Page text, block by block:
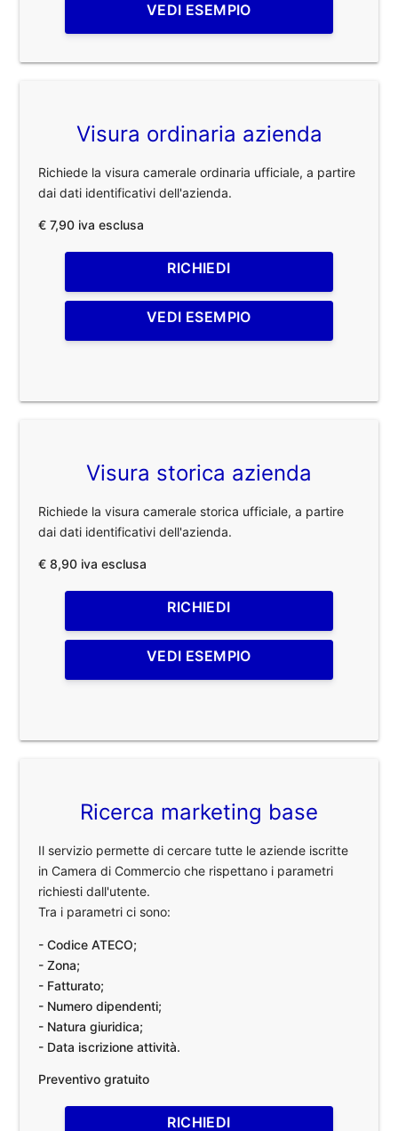
VEDI ESEMPIO
Visura ordinaria azienda
Richiede la visura camerale ordinaria ufficiale, a partire
dai dati identificativi dell'azienda.
€ 7,90 iva esclusa
RICHIEDI
VEDI ESEMPIO
Visura storica azienda
Richiede la visura camerale storica ufficiale, a partire
dai dati identificativi dell'azienda.
€ 8,90 iva esclusa
RICHIEDI
VEDI ESEMPIO
Ricerca marketing base
Il servizio permette di cercare tutte le aziende iscritte
in Camera di Commercio che rispettano i parametri
richiesti dall'utente.
Tra i parametri ci sono:
- Codice ATECO;
- Zona;
- Fatturato;
- Numero dipendenti;
- Natura giuridica;
- Data iscrizione attività.
Preventivo gratuito
RICHIEDI